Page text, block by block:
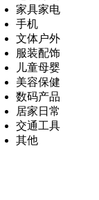
家具家电
手机
文体户外
服装配饰
儿童母婴
美容保健
数码产品
居家日常
交通工具
其他